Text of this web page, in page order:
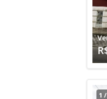
1 /